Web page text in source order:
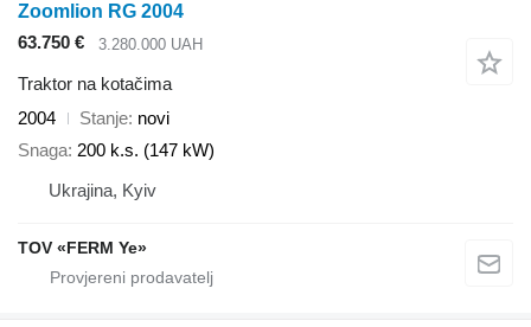
Zoomlion RG 2004
63.750 €
3.280.000 UAH
Traktor na kotačima
2004
Stanje novi
Snaga 200 k.s. (147 kW)
Ukrajina, Kyiv
TOV «FERM Ye»